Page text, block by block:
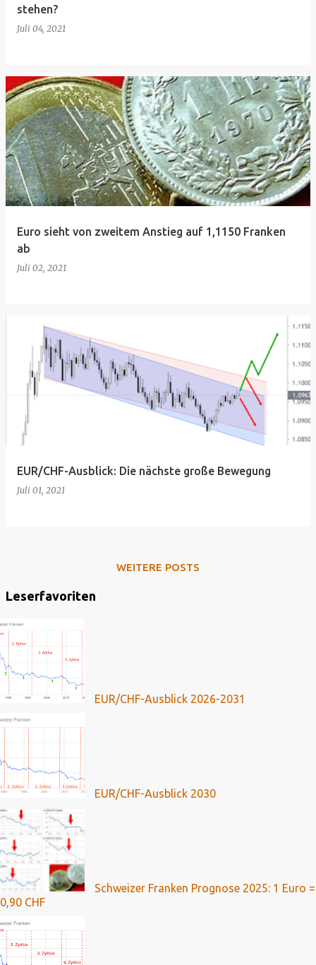
stehen?
Juli 04, 2021
Euro sieht von zweitem Anstieg auf 1,1150 Franken
ab
Juli 02, 2021
EUR/CHF-Ausblick: Die nächste große Bewegung
Juli 01, 2021
WEITERE POSTS
Leserfavoriten
EUR/CHF-Ausblick 2026-2031
EUR/CHF-Ausblick 2030
Schweizer Franken Prognose 2025: 1 Euro =
0,90 CHF